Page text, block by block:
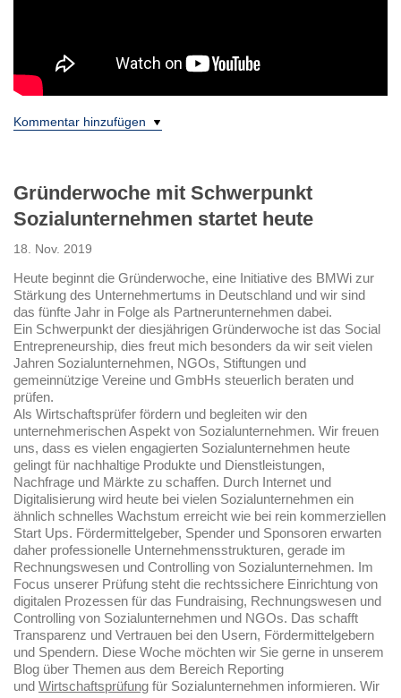
Kommentar hinzufügen
Gründerwoche mit Schwerpunkt
Sozialunternehmen startet heute
18. Nov. 2019
Heute beginnt die Gründerwoche, eine Initiative des BMWi zur
Stärkung des Unternehmertums in Deutschland und wir sind
das fünfte Jahr in Folge als Partnerunternehmen dabei.
Ein Schwerpunkt der diesjährigen Gründerwoche ist das Social
Entrepreneurship, dies freut mich besonders da wir seit vielen
Jahren Sozialunternehmen, NGOs, Stiftungen und
gemeinnützige Vereine und GmbHs steuerlich beraten und
prüfen.
Als Wirtschaftsprüfer fördern und begleiten wir den
unternehmerischen Aspekt von Sozialunternehmen. Wir freuen
uns, dass es vielen engagierten Sozialunternehmen heute
gelingt für nachhaltige Produkte und Dienstleistungen,
Nachfrage und Märkte zu schaffen. Durch Internet und
Digitalisierung wird heute bei vielen Sozialunternehmen ein
ähnlich schnelles Wachstum erreicht wie bei rein kommerziellen
Start Ups. Fördermittelgeber, Spender und Sponsoren erwarten
daher professionelle Unternehmensstrukturen, gerade im
Rechnungswesen und Controlling von Sozialunternehmen. Im
Focus unserer Prüfung steht die rechtssichere Einrichtung von
digitalen Prozessen für das Fundraising, Rechnungswesen und
Controlling von Sozialunternehmen und NGOs. Das schafft
Transparenz und Vertrauen bei den Usern, Fördermittelgebern
und Spendern. Diese Woche möchten wir Sie gerne in unserem
Blog über Themen aus dem Bereich Reporting
und Wirtschaftsprüfung für Sozialunternehmen informieren. Wir